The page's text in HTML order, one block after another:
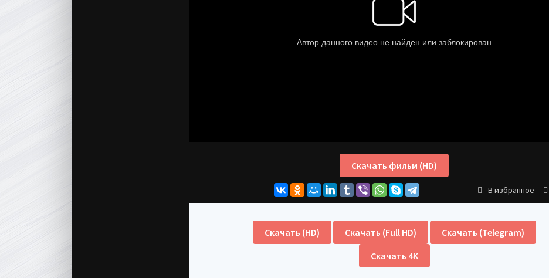
Скачать фильм (HD)
В избранное
Скачать (HD) Скачать (Full HD)
Скачать (Telegram)
Скачать 4K